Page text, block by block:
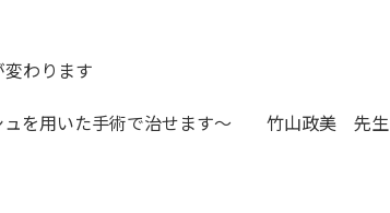
わります
ュを用いた手術で治せます～ 竹山政美 先生